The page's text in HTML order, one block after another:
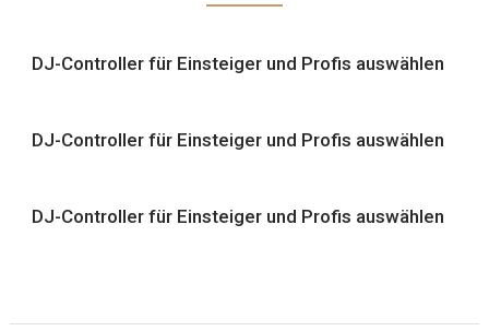
DJ-Controller für Einsteiger und Profis auswählen
DJ-Controller für Einsteiger und Profis auswählen
DJ-Controller für Einsteiger und Profis auswählen